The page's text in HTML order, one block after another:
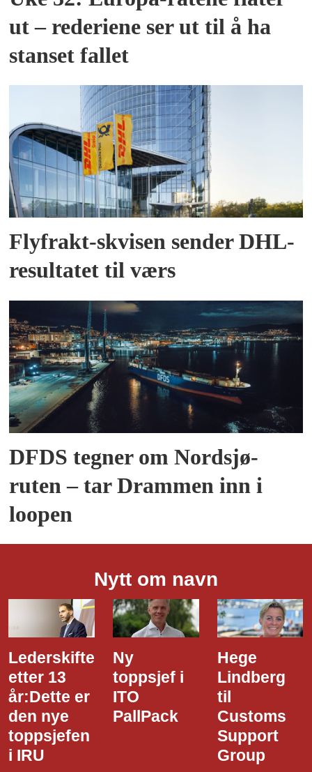
ut – rederiene ser ut til å ha
stanset fallet
Flyfrakt-skvisen sender DHL-
resultatet til værs
DFDS tegner om Nordsjø-
ruten – tar Drammen inn i
loopen
Nytt om navn
Ny
toppsjef i
ITO
PallPack
Hege
Lindberg
til
Customs
Dette er
den nye
i Narvik
Havn